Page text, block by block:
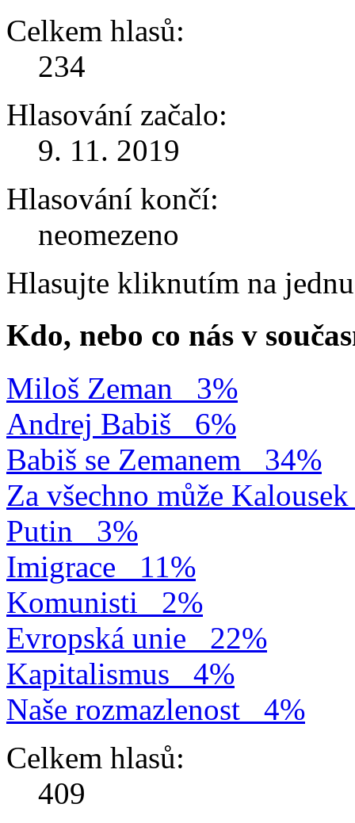
Celkem hlasů:
234
Hlasování začalo:
9. 11. 2019
Hlasování končí:
neomezeno
Hlasujte kliknutím na
Kdo, nebo co nás v
Miloš Zeman
3%
Andrej Babiš
6%
Babiš se Zemanem
34%
Za všechno může Kalousek
Putin
3%
Imigrace
11%
Komunisti
2%
Evropská unie
22%
Kapitalismus
4%
Naše rozmazlenost
4%
Celkem hlasů:
409